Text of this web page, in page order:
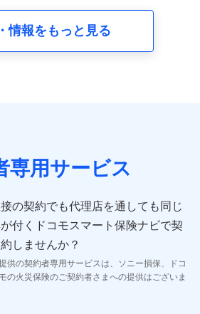
務、営業情報の提供業務、契約締結手
情報
クラウド並びに法人向けASPサー
合わせ情報
応するため
る情報提供や、皆様に有用なお知らせ
情報をもっと見る
専用サービス
の契約でも代理店を通しても同じ
付くドコモスマート保険ナビで契
約しませんか？
供の契約者専用サービスは、ソニー損保、ドコ
の火災保険のご契約者さまへの提供はございま